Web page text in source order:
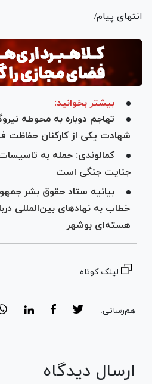
انتهای پیام/
بیشتر بخوانید:
تهاجم دوباره به محوطه
شهادت یکی از کارکنان حفاظت
کمالوندی: حمله به
جنایت جنگی است
بیانیه ستاد حقوق بشر
خطاب به نهادهای بین‌المللی
هسته‌ای بوشهر
لینک کوتاه
هم‌رسانی:
ارسال دیدگاه